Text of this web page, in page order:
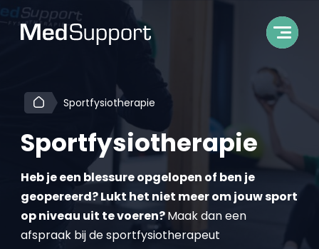
Sportfysiotherapie
Sportfysiotherapie
Heb je een blessure opgelopen of ben je
geopereerd? Lukt het niet meer om jouw sport
op niveau uit te voeren?Maak dan een
afspraak bij de sportfysiotherapeut